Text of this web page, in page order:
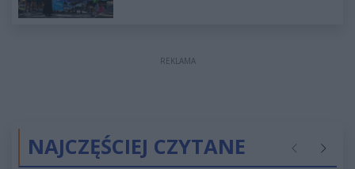
REKLAMA
NAJCZĘŚCIEJ CZYTANE Poprzednie